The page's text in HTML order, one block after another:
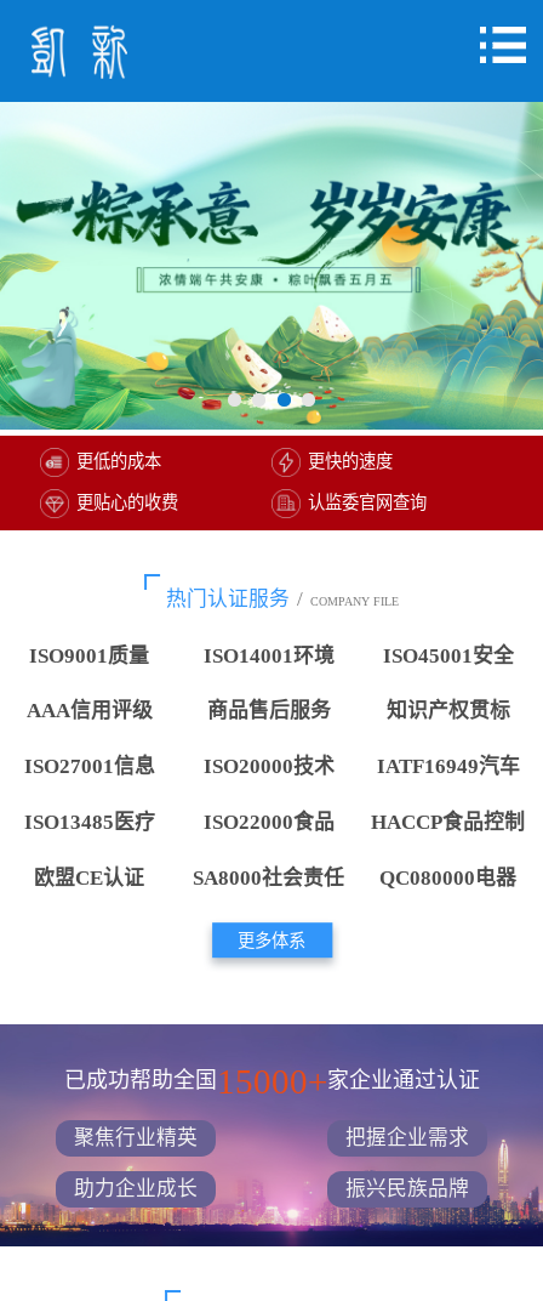
更低的成本 更快的速度
更贴心的收费 认监委官网查询
热门认证服务 / COMPANY FILE
ISO9001质量 ISO14001环境 ISO45001安全
AAA信用评级 商品售后服务 知识产权贯标
ISO27001信息 ISO20000技术 IATF16949汽车
ISO13485医疗 ISO22000食品 HACCP食品控制
欧盟CE认证 SA8000社会责任 QC080000电器
更多体系
已成功帮助全国 15000+家企业通过认证
聚焦行业精英 把握企业需求
助力企业成长 振兴民族品牌